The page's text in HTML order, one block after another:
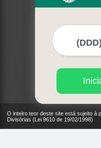
O inteiro teor deste site está sujeito à
Divisórias (Lei 9610 de 19/02/1998)